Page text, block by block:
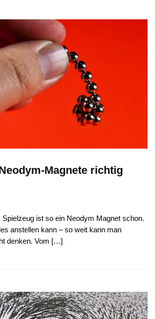
Magnete richtig
Spielzeug ist so ein Neodym Magnet schon.
anstellen kann – so weit kann man
denken. Vom […]